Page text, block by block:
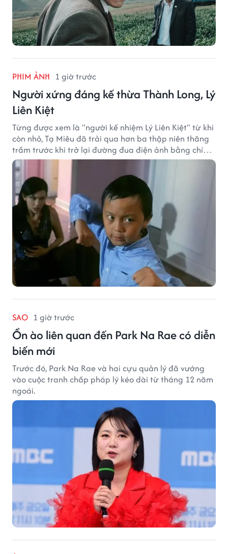
PHIM ẢNH 1 giờ trước
Người xứng đáng kế thừa Thành Long, Lý
Liên Kiệt
Từng được xem là "người kế nhiệm Lý Liên Kiệt" từ khi
còn nhỏ, Tạ Miêu đã trải qua hơn ba thập niên thăng
trầm trước khi trở lại đường đua điện ảnh bằng chính
sở trường võ thuật.
SAO 1 giờ trước
Ồn ào liên quan đến Park Na Rae có diễn
biến mới
Trước đó, Park Na Rae và hai cựu quản lý đã vướng
vào cuộc tranh chấp pháp lý kéo dài từ tháng 12 năm
ngoái.